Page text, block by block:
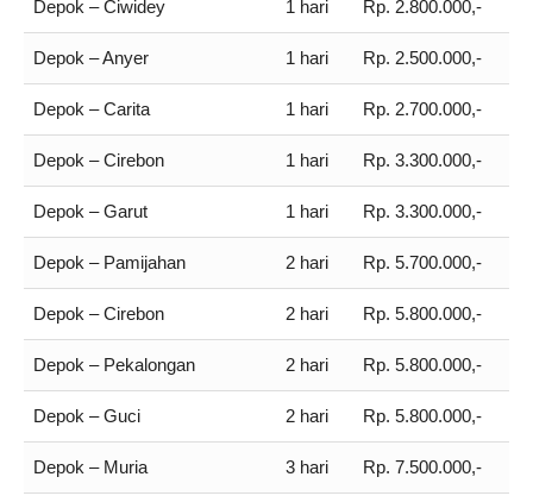
Depok – Ciwidey 1 hari Rp. 2.800.000,-
Depok – Anyer 1 hari Rp. 2.500.000,-
Depok – Carita 1 hari Rp. 2.700.000,-
Depok – Cirebon 1 hari Rp. 3.300.000,-
Depok – Garut 1 hari Rp. 3.300.000,-
Depok – Pamijahan 2 hari Rp. 5.700.000,-
Depok – Cirebon 2 hari Rp. 5.800.000,-
Depok – Pekalongan 2 hari Rp. 5.800.000,-
Depok – Guci 2 hari Rp. 5.800.000,-
Depok – Muria 3 hari Rp. 7.500.000,-